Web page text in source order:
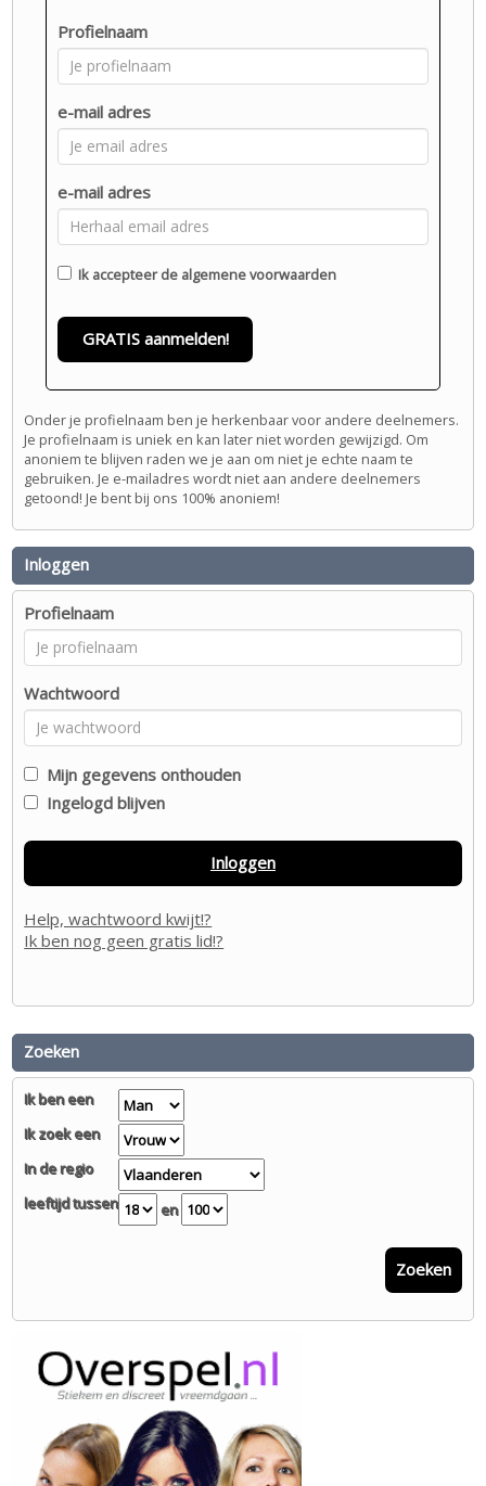
Profielnaam
e-mail adres
e-mail adres
Ik accepteer de algemene voorwaarden
GRATIS aanmelden!
Onder je profielnaam ben je herkenbaar voor andere deelnemers.
Je profielnaam is uniek en kan later niet worden gewijzigd. Om
anoniem te blijven raden we je aan om niet je echte naam te
gebruiken. Je e-mailadres wordt niet aan andere deelnemers
getoond! Je bent bij ons 100% anoniem!
Inloggen
Profielnaam
Wachtwoord
Mijn gegevens onthouden
Ingelogd blijven
Inloggen
Help, wachtwoord kwijt!?
Ik ben nog geen gratis lid!?
Zoeken
Ik ben een
Ik zoek een
In de regio
leeftijd tussen
en
Zoeken